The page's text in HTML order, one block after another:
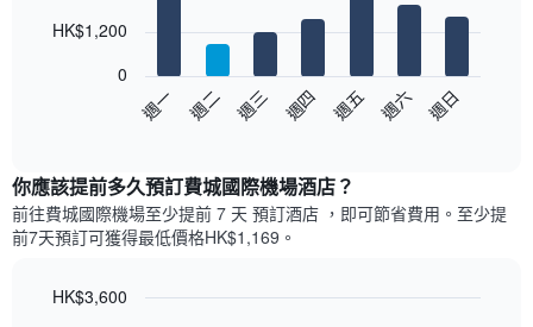
均
有
1
條
顯
顯
示
每
週
天
週一 週二 週三 週四 週五 週六 週日
0
HK$1,200
你應該提前多久預訂費城國際機場酒店​？
前往費城國際機場​至少提前 7 天 預訂酒店 ，即可節省費用。至少提
前7​天​預訂可獲得最低價格HK$1,169​。
HK$3,600